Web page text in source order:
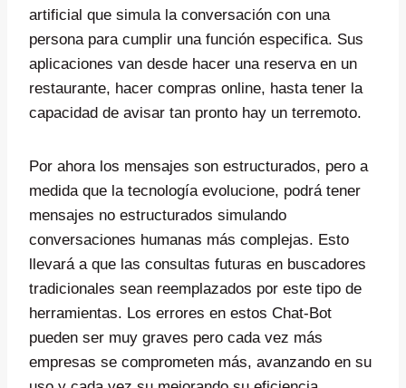
artificial que simula la conversación con una
persona para cumplir una función especifica. Sus
aplicaciones van desde hacer una reserva en un
restaurante, hacer compras online, hasta tener la
capacidad de avisar tan pronto hay un terremoto.
Por ahora los mensajes son estructurados, pero a
medida que la tecnología evolucione, podrá tener
mensajes no estructurados simulando
conversaciones humanas más complejas. Esto
llevará a que las consultas futuras en buscadores
tradicionales sean reemplazados por este tipo de
herramientas. Los errores en estos Chat-Bot
pueden ser muy graves pero cada vez más
empresas se comprometen más, avanzando en su